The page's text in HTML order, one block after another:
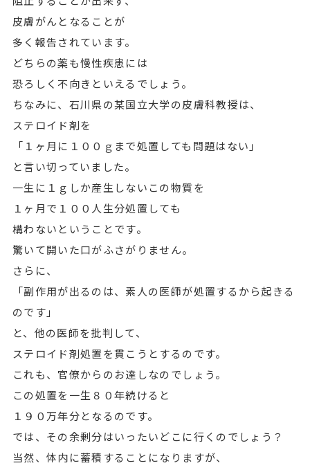
皮膚がんとなることが
多く報告されています。
どちらの薬も慢性疾患には
恐ろしく不向きといえるでしょう。
ちなみに、石川県の某国立大学の皮膚科教授は、
ステロイド剤を
「１ヶ月に１００ｇまで処置しても問題はない」
と言い切っていました。
一生に１ｇしか産生しないこの物質を
１ヶ月で１００人生分処置しても
構わないということです。
驚いて開いた口がふさがりません。
さらに、
「副作用が出るのは、素人の医師が処置するから起きる
のです」
と、他の医師を批判して、
ステロイド剤処置を貫こうとするのです。
これも、官僚からのお達しなのでしょう。
この処置を一生８０年続けると
１９０万年分となるのです。
では、その余剰分はいったいどこに行くのでしょう？
当然、体内に蓄積することになりますが、